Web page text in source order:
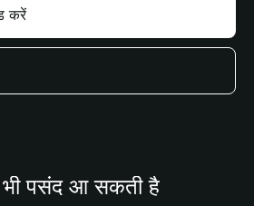
करें
भी पसंद आ सकती है